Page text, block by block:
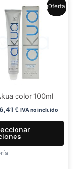
¡Oferta!
color 100ml
precio
original
era:
6,99 €.
6,41 €
precio
actual
es:
6,41 €.
IVA no incluido
Este
en